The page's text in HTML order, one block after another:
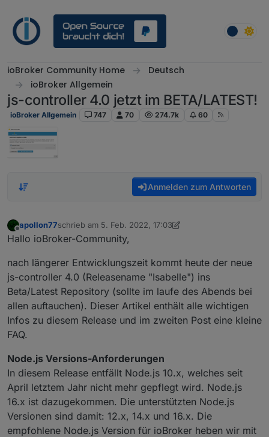
ioBroker Community Home
Deutsch
ioBroker Allgemein
js-controller 4.0 jetzt im BETA/LATEST!
ioBroker Allgemein 747 70 274.7k 60
Anmelden zum Antworten
Offline
apollon77schrieb am 5. Feb. 2022, 17:03
zuletzt editiert von apollon77
Hallo ioBroker-Community,
nach längerer Entwicklungszeit kommt heute der neue
js-controller 4.0 (Releasename "Isabelle") ins
Beta/Latest Repository (sollte im laufe des Abends bei
allen auftauchen). Dieser Artikel enthält alle wichtigen
Infos zu diesem Release und im zweiten Post eine kleine
FAQ.
Node.js Versions-Anforderungen
In diesem Release entfällt Node.js 10.x, welches seit
April letztem Jahr nicht mehr gepflegt wird. Node.js
16.x ist dazugekommen. Die unterstützten Node.js
Versionen sind damit: 12.x, 14.x und 16.x. Die
empfohlene Node.js Version für ioBroker heben wir mit